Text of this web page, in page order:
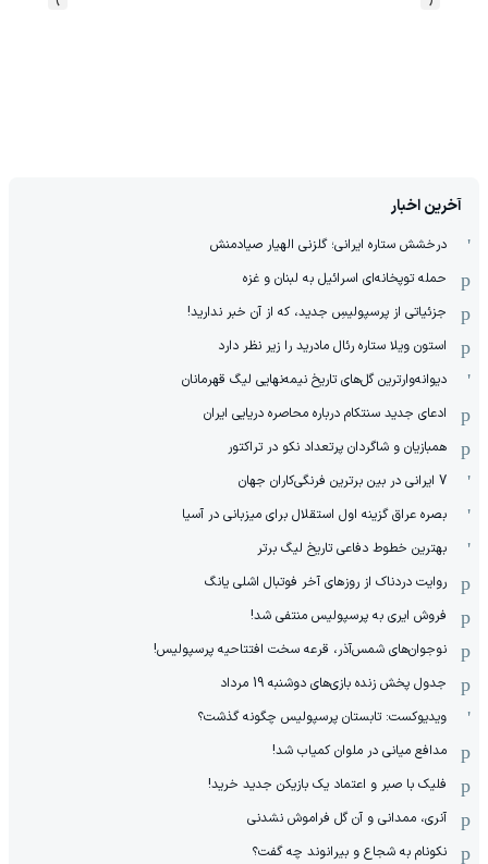
آخرین اخبار
درخشش ستاره ایرانی؛ گلزنی الهیار صیادمنش
حمله توپخانه‌ای اسرائیل به لبنان و غزه
جزئیاتی از پرسپولیسِ جدید، که از آن ‌خبر ندارید!
استون ویلا ستاره رئال مادرید را زیر نظر دارد
دیوانه‌وارترین گل‌های تاریخ نیمه‌نهایی لیگ قهرمانان
ادعای جدید سنتکام درباره محاصره دریایی ایران
همبازیان و شاگردان پرتعداد نکو در تراکتور
7 ایرانی در بین برترین فرنگی‌کاران جهان
بصره عراق گزینه اول استقلال برای میزبانی در آسیا
بهترین خطوط دفاعی تاریخ لیگ برتر
روایت دردناک از روزهای آخر فوتبال اشلی یانگ
فروش ایری به پرسپولیس منتفی شد!
نوجوان‌های شمس‌آذر، قرعه سخت افتتاحیه پرسپولیس!
جدول پخش زنده بازی‌های دوشنبه 19 مرداد
ویدیوکست: تابستان پرسپولیس چگونه گذشت؟
مدافع میانی در ملوان کمیاب شد!
فلیک با صبر و اعتماد یک بازیکن جدید خرید!
آنری، ممدانی و آن گل فراموش نشدنی
نکونام به شجاع و بیرانوند چه گفت؟